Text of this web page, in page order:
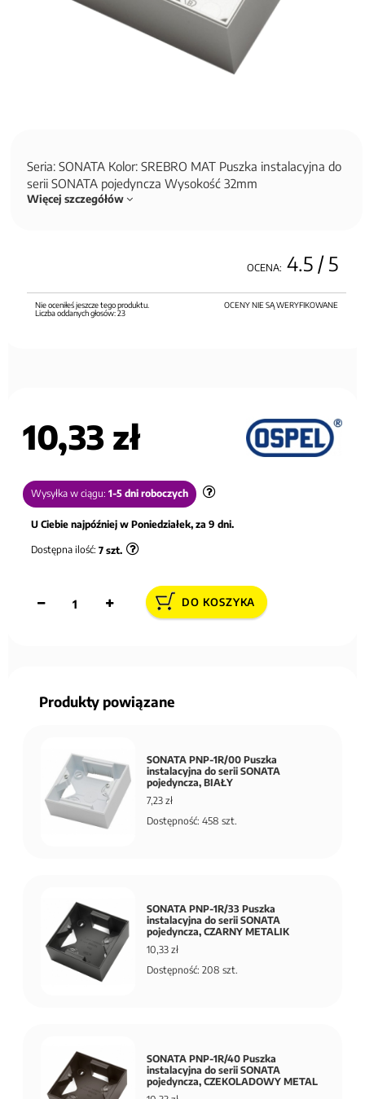
Seria: SONATA Kolor: SREBRO MAT Puszka instalacyjna do
serii SONATA pojedyncza Wysokość 32mm
Więcej szczegółów
OCENA: 4.5/ 5
OCENY NIE SĄ WERYFIKOWANE
Nie oceniłeś jeszcze tego produktu.
Liczba oddanych głosów:23
10,33 zł
Wysyłka w ciągu: 1-5 dni roboczych
U Ciebie najpóźniej w Poniedziałek, za 9 dni.
Dostępna ilość: 7 szt.
DO KOSZYKA
Produkty powiązane
SONATA PNP-1R/00 Puszka
instalacyjna do serii SONATA
pojedyncza, BIAŁY
7,23 zł
Dostępność: 458 szt.
SONATA PNP-1R/33 Puszka
instalacyjna do serii SONATA
pojedyncza, CZARNY METALIK
10,33 zł
Dostępność: 208 szt.
SONATA PNP-1R/40 Puszka
instalacyjna do serii SONATA
pojedyncza, CZEKOLADOWY METAL